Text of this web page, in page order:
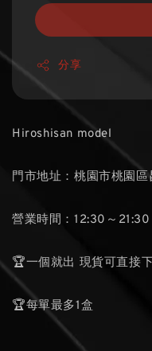
分享
Hiroshisan model
門市地址：桃園市桃園
營業時間：12:30～21:30
🏆一個就出 現貨可直接
🏆每單最多1盒